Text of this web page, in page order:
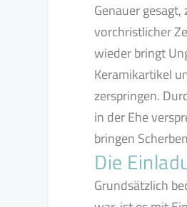
Genauer
vorchristlicher
wieder bringt
Keramikartikel
zerspringen.
in der Ehe
bringen
Die
Grundsätzlich